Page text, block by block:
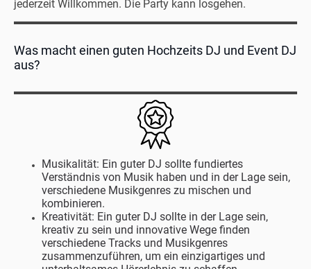
jederzeit Willkommen. Die Party kann losgehen.
Was macht einen guten Hochzeits DJ und Event DJ
aus?
Musikalität: Ein guter DJ sollte fundiertes
Verständnis von Musik haben und in der Lage sein,
verschiedene Musikgenres zu mischen und
kombinieren.
Kreativität: Ein guter DJ sollte in der Lage sein,
kreativ zu sein und innovative Wege finden
verschiedene Tracks und Musikgenres
zusammenzuführen, um ein einzigartiges und